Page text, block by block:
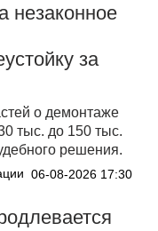
незаконное
за
о демонтаже
тыс. до 150 тыс.
решения.
06-08-2026 17:30